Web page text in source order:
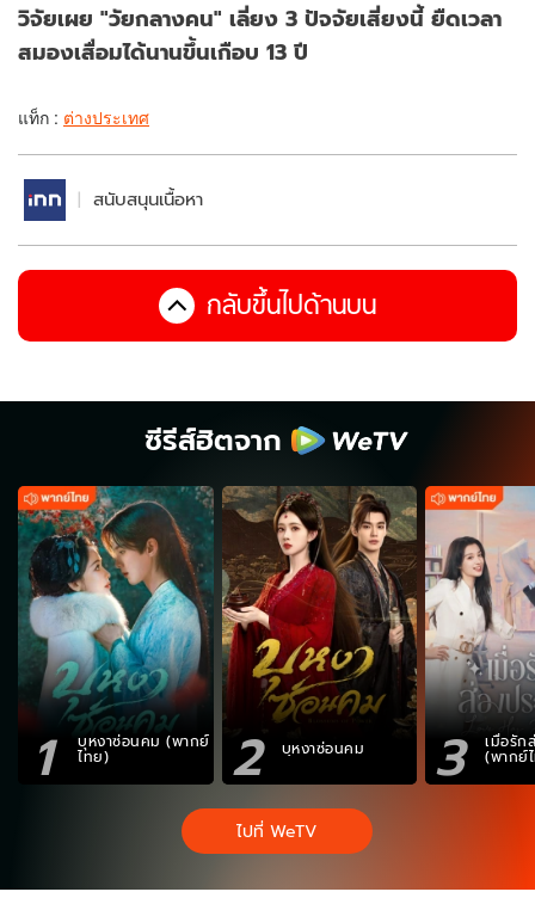
วิจัยเผย "วัยกลางคน" เลี่ยง 3 ปัจจัยเสี่ยงนี้ ยืดเวลา
สมองเสื่อมได้นานขึ้นเกือบ 13 ปี
แท็ก : ต่างประเทศ
สนับสนุนเนื้อหา
กลับขึ้นไปด้านบน
ซีรีส์ฮิตจาก
1 บุหงาซ่อนคม (พากย์
ไทย) 2 บุหงาซ่อนคม 3 เมื่อรัก
(พากย์
ไปที่ WeTV